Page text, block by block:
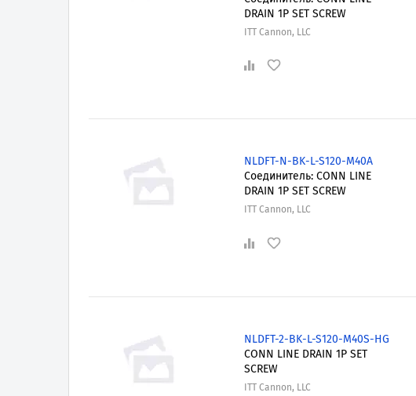
DRAIN 1P SET SCREW
ITT Cannon, LLC
NLDFT-N-BK-L-S120-M40A
Соединитель: CONN LINE
DRAIN 1P SET SCREW
ITT Cannon, LLC
NLDFT-2-BK-L-S120-M40S-HG
CONN LINE DRAIN 1P SET
SCREW
ITT Cannon, LLC